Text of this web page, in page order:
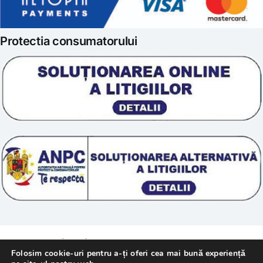
Iubim fructele
Scoala „Sanatate 5D”
Tratamente naturale
Prelucrarea datelor
Termeni si conditii
Politica cookie
Protectia consumatorului
© 2011 – [year] Fundatia Simile. Toate drepturile
rezervate.
Folosim cookie-uri pentru a-ți oferi cea mai bună experiență